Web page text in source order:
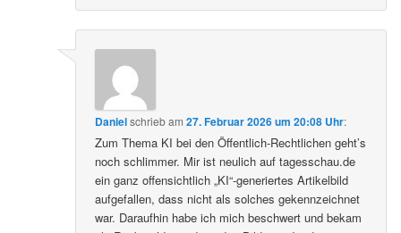
Danielschriebam27. Februar 2026 um 20:08 Uhr:
Zum Thema KI bei den Öffentlich-Rechtlichen geht’s
noch schlimmer. Mir ist neulich auf tagesschau.de
ein ganz offensichtlich „KI“-generiertes Artikelbild
aufgefallen, dass nicht als solches gekennzeichnet
war. Daraufhin habe ich mich beschwert und bekam